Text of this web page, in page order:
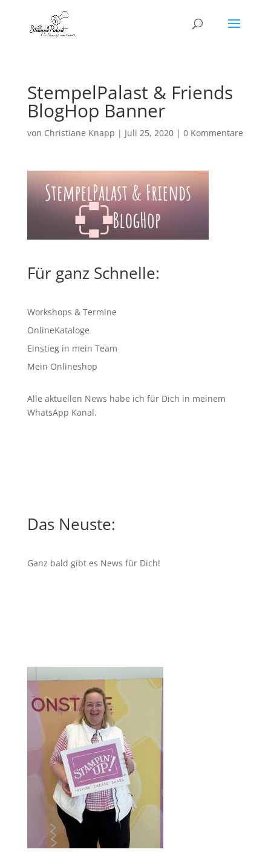
StempelPalast & Friends
BlogHop Banner
von Christiane Knapp | Juli 25, 2020| 0 Kommentare
Für ganz Schnelle:
Workshops & Termine
OnlineKataloge
Einstieg in mein Team
Mein Onlineshop
Alle aktuellen News habe ich für Dich in meinem
WhatsApp Kanal.
Das Neuste:
Ganz bald gibt es News für Dich!